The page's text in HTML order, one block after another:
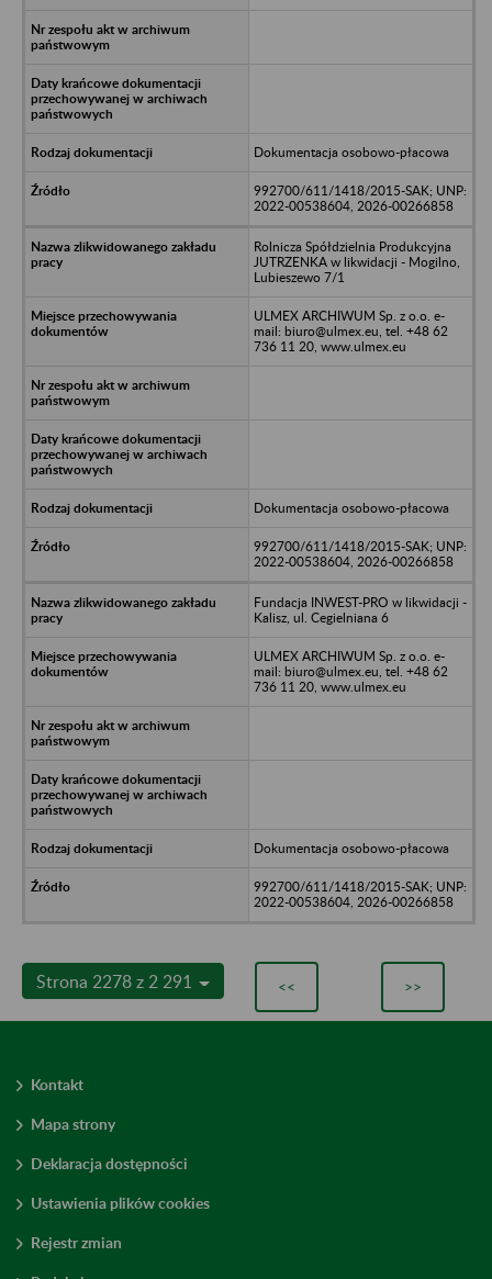
Dokumentacja osobowo-płacowa
992700/611/1418/2015-SAK; UNP:
2022-00538604, 2026-00266858
Rolnicza Spółdzielnia Produkcyjna
JUTRZENKA w likwidacji - Mogilno,
Lubieszewo 7/1
ULMEX ARCHIWUM Sp. z o.o. e-
mail: biuro@ulmex.eu, tel. +48 62
736 11 20, www.ulmex.eu
Dokumentacja osobowo-płacowa
992700/611/1418/2015-SAK; UNP:
2022-00538604, 2026-00266858
Fundacja INWEST-PRO w likwidacji -
Kalisz, ul. Cegielniana 6
ULMEX ARCHIWUM Sp. z o.o. e-
mail: biuro@ulmex.eu, tel. +48 62
736 11 20, www.ulmex.eu
Dokumentacja osobowo-płacowa
992700/611/1418/2015-SAK; UNP:
2022-00538604, 2026-00266858
Strona 2278 z 2 291 << >>
Kontakt
Mapa strony
Deklaracja dostępności
Ustawienia plików cookies
Rejestr zmian